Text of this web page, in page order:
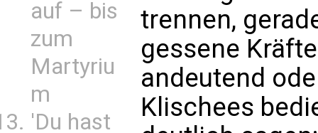
auf – bis
zum
Martyriu
m
'Du hast
trennen,
gessene
andeutend
Klischees